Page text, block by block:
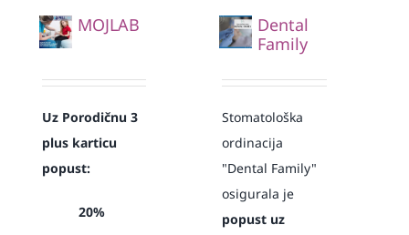
MOJLAB
Uz Porodičnu 3
plus karticu
popust:
20%
Dental
Family
Stomatološka
ordinacija
"Dental Family"
osigurala je
popust uz